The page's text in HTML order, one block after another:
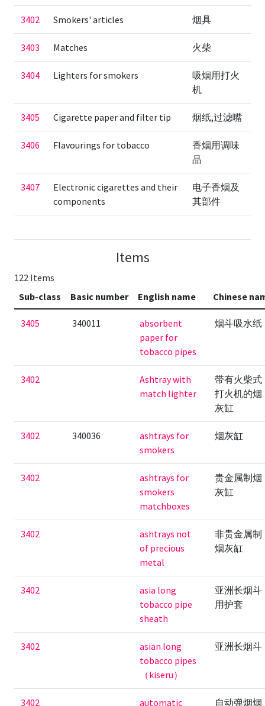
3402 Smokers' articles 烟具
3403 Matches 火柴
3404 Lighters for smokers
吸烟用打火
机
3405 Cigarette paper and filter tip 烟纸,过滤嘴
3406 Flavourings for tobacco
香烟用调味
品
3407
Electronic cigarettes and their
components
电子香烟及
其部件
Items
122 Items
Sub-class
Basic number English name Chinese
3405 340011
absorbent
paper for
tobacco pipes
烟斗吸水纸
3402
Ashtray with
match lighter
带有火柴式
打火机的烟
灰缸
3402 340036
ashtrays for
smokers
烟灰缸
3402
ashtrays for
smokers
matchboxes
贵金属制烟
灰缸
3402
ashtrays not
of precious
metal
非贵金属制
烟灰缸
3402
asia long
tobacco pipe
sheath
亚洲长烟斗
用护套
3402
asian long
tobacco pipes
（kiseru）
亚洲长烟斗
3402
automatic
自动弹烟烟